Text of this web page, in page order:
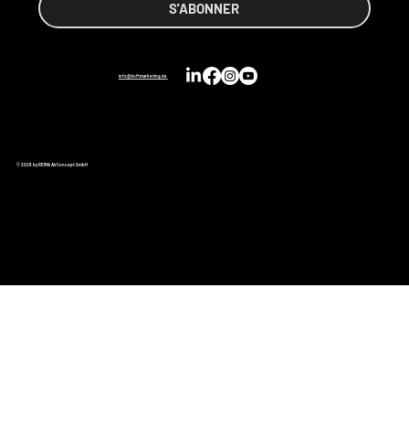
S'ABONNER
info@duftmarketing.de
© 2026 by REIMA AirConcept GmbH